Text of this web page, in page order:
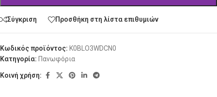
Σύγκριση Προσθήκη στη λίστα επιθυμιών
Κωδικός προϊόντος: K0BLO3WDCN0
Κατηγορία: Πανωφόρια
Κοινή χρήση: